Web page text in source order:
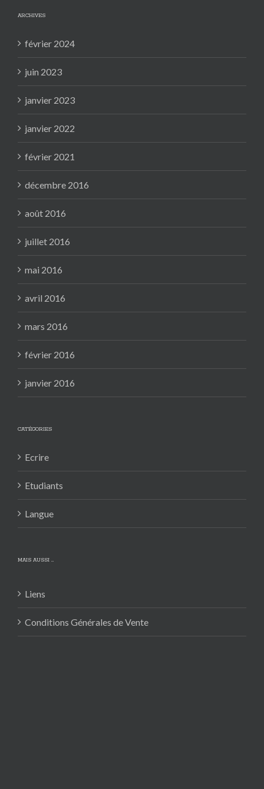
ARCHIVES
février 2024
juin 2023
janvier 2023
janvier 2022
février 2021
décembre 2016
août 2016
juillet 2016
mai 2016
avril 2016
mars 2016
février 2016
janvier 2016
CATÉGORIES
Ecrire
Etudiants
Langue
MAIS AUSSI …
Liens
Conditions Générales de Vente